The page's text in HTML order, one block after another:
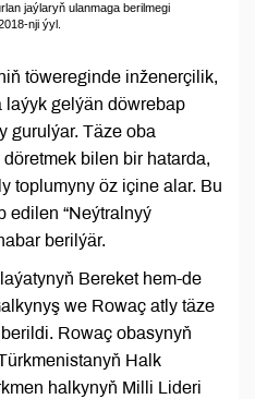
jaýlaryň ulanmaga berilmegi
nji ýyl.
töwereginde inženerçilik,
gelýän döwrebap
gurulýar. Täze oba
bilen bir hatarda,
toplumyny öz içine alar. Bu
edilen “Neýtralnyý
berilýär.
Bereket hem-de
we Rowaç atly täze
Rowaç obasynyň
Halk
halkynyň Milli Lideri